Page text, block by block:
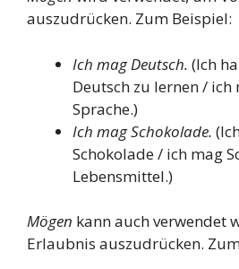
auszudrücken. Zum Beispiel:
Ich mag Deutsch. (Ich
Deutsch zu lernen / ich
Sprache.)
Ich mag Schokolade.
Schokolade / ich mag
Lebensmittel.)
Mögen kann auch verwendet
Erlaubnis auszudrücken.